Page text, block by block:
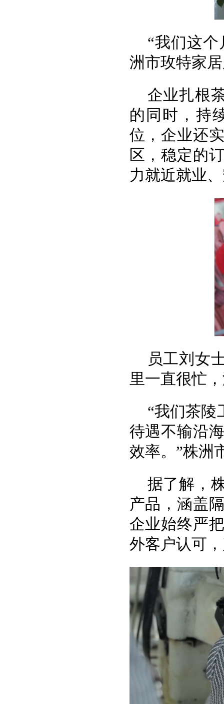
“我们这
洲市玫特家
企业扎根
的同时，持
位，企业还
区，稳定的
力就近就业
员工刘女
里一直很忙
“我们茶陵
待遇不输沿
效率。”株洲
据了解，
产品，涵盖
企业始终严
外客户认可